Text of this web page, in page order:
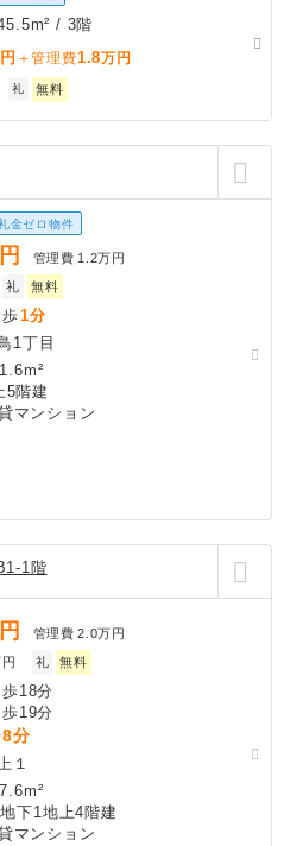
/ 3階
＋管理費1.8万円
礼 無料
金ゼロ物件
管理費 1.2万円
礼 無料
1分
1丁目
5階建
マンション
1階
管理費 2.0万円
礼 無料
18分
19分
8分
１
下1地上4階建
マンション